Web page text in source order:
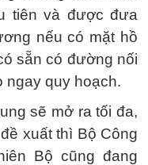
tiên và được đưa
nếu có mặt hồ
sẵn có đường nối
ngay quy hoạch.
sẽ mở ra tối đa,
xuất thì Bộ Công
Bộ cũng đang